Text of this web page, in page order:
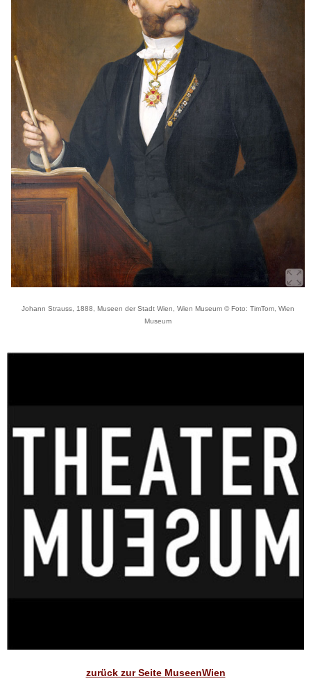
Johann Strauss, 1888, Museen der Stadt Wien, Wien Museum © Foto: TimTom, Wien
Museum
zurück zur Seite MuseenWien